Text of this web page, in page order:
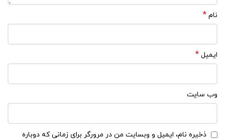
نام *
ایمیل *
وب‌ سایت
ذخیره نام، ایمیل و وبسایت من در مرورگر برای زمانی که دوباره